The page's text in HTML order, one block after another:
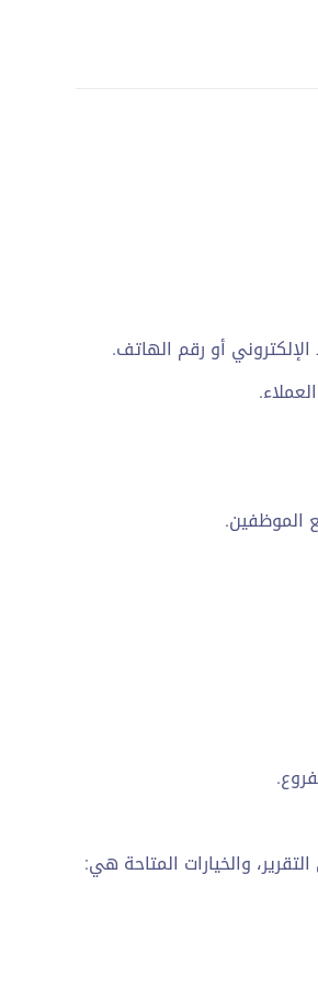
أو رقم الهاتف.
الموظفين.
والخيارات المتاحة هي: